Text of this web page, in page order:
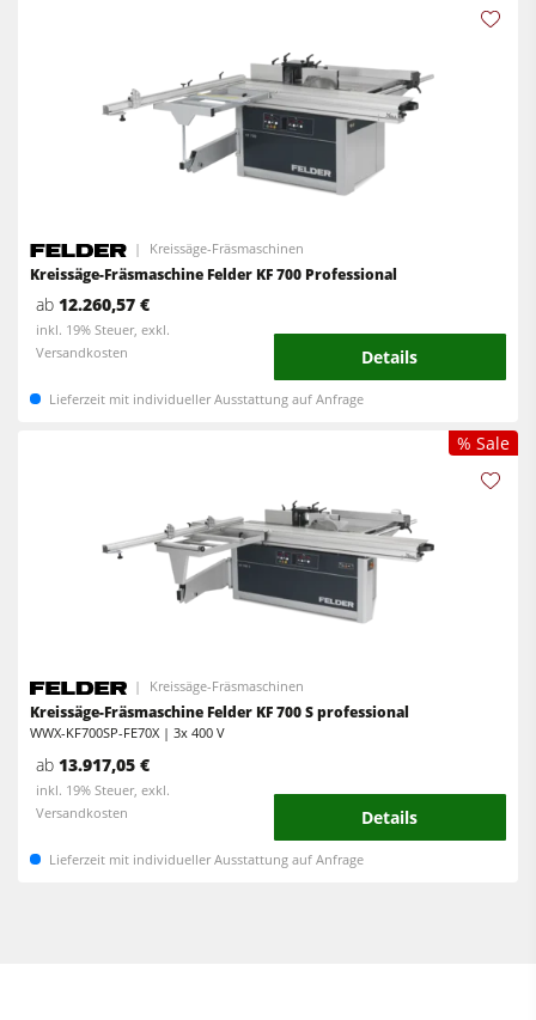
Kreissäge-Fräsmaschinen
Kreissäge-Fräsmaschine Felder KF 700 Professional
ab12.260,57 €
inkl. 19% Steuer, exkl.
Versandkosten
Details
Lieferzeit mit individueller Ausstattung auf Anfrage
% Sale
Kreissäge-Fräsmaschinen
Kreissäge-Fräsmaschine Felder KF 700 S professional
WWX-KF700SP-FE70X | 3x 400 V
ab13.917,05 €
inkl. 19% Steuer, exkl.
Versandkosten
Details
Lieferzeit mit individueller Ausstattung auf Anfrage